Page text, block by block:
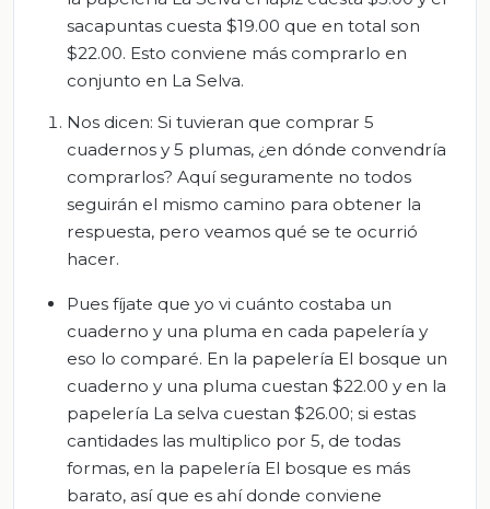
sacapuntas cuesta $19.00 que en total son
$22.00. Esto conviene más comprarlo en
conjunto en La Selva.
Nos dicen: Si tuvieran que comprar 5
cuadernos y 5 plumas, ¿en dónde convendría
comprarlos? Aquí seguramente no todos
seguirán el mismo camino para obtener la
respuesta, pero veamos qué se te ocurrió
hacer.
Pues fíjate que yo vi cuánto costaba un
cuaderno y una pluma en cada papelería y
eso lo comparé. En la papelería El bosque un
cuaderno y una pluma cuestan $22.00 y en la
papelería La selva cuestan $26.00; si estas
cantidades las multiplico por 5, de todas
formas, en la papelería El bosque es más
barato, así que es ahí donde conviene